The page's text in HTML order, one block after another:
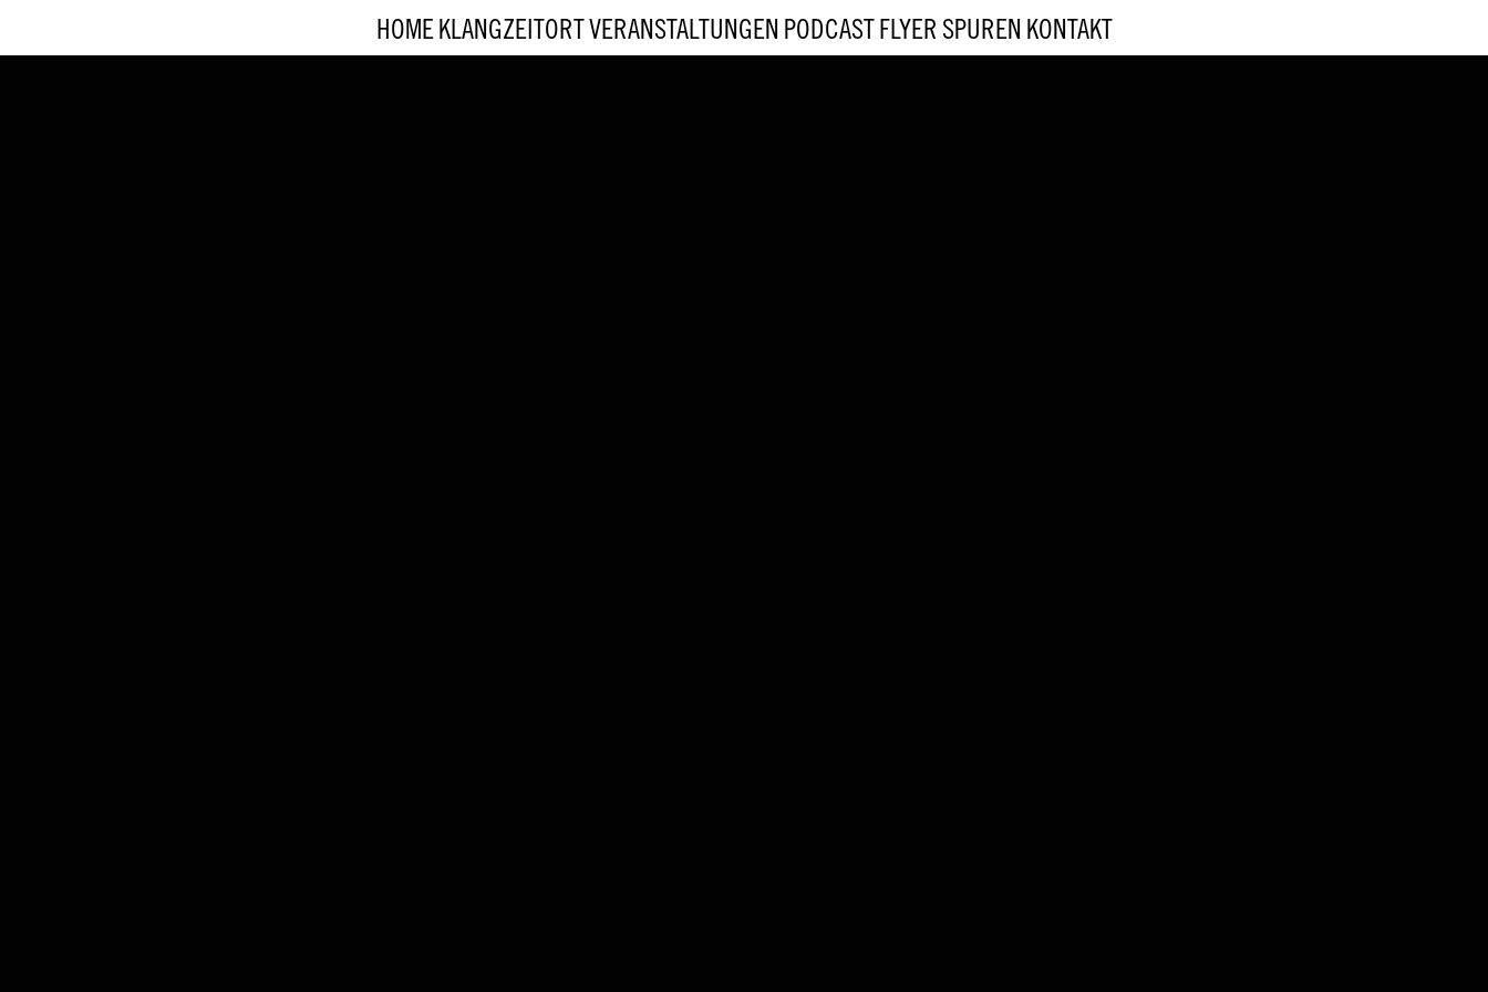
HOME KLANGZEITORT VERANSTALTUNGEN PODCAST FLYER SPUREN KONTAKT